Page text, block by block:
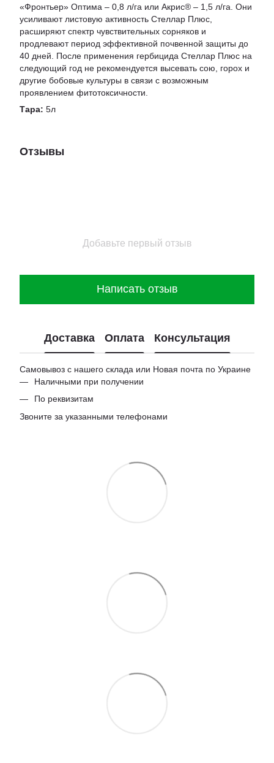
«Фронтьер» Оптима – 0,8 л/га или Акрис® – 1,5 л/га. Они
усиливают листовую активность Стеллар Плюс,
расширяют спектр чувствительных сорняков и
продлевают период эффективной почвенной защиты до
40 дней. После применения гербицида Стеллар Плюс на
следующий год не рекомендуется высевать сою, горох и
другие бобовые культуры в связи с возможным
проявлением фитотоксичности.
Тара: 5л
Отзывы
Добавьте первый отзыв
Написать отзыв
Доставка Оплата Консультация
Самовывоз с нашего склада или Новая почта по Украине
Наличными при получении
По реквизитам
Звоните за указанными телефонами